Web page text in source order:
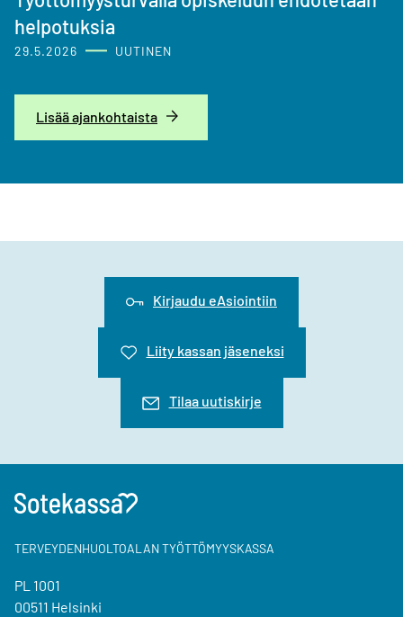
helpotuksia
29.5.2026 UUTINEN
Lisää ajankohtaista
Kirjaudu eAsiointiin
Liity kassan jäseneksi
Tilaa uutiskirje
TERVEYDENHUOLTOALAN TYÖTTÖMYYSKASSA
PL 1001
00511 Helsinki